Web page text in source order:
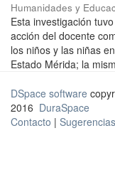
Humanidades y
Esta investigación
acción del docente
los niños y las niñas
Estado Mérida; la
DSpace software
2016 DuraSpace
Contacto | Sugerencias